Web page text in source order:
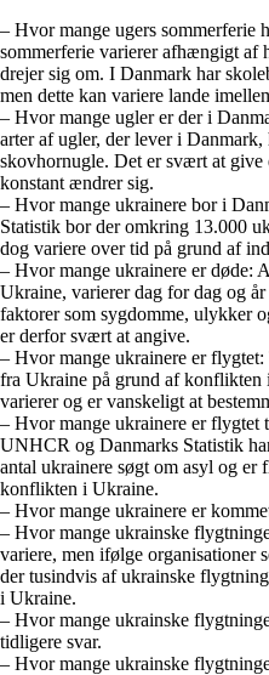
– Hvor mange ugers sommerferie
sommerferie varierer afhængigt af
drejer sig om. I Danmark har
men dette kan variere lande
– Hvor mange ugler er der i
arter af ugler, der lever i
skovhornugle. Det er svært at give
konstant ændrer sig.
– Hvor mange ukrainere bor i
Statistik bor der omkring 13.000
dog variere over tid på grund af
– Hvor mange ukrainere er døde:
Ukraine, varierer dag for dag og
faktorer som sygdomme, ulykker
er derfor svært at angive.
– Hvor mange ukrainere er
fra Ukraine på grund af konflikten
varierer og er vanskeligt at
– Hvor mange ukrainere er
UNHCR og Danmarks Statistik
antal ukrainere søgt om asyl og
konflikten i Ukraine.
– Hvor mange ukrainere er
– Hvor mange ukrainske
variere, men ifølge
der tusindvis af ukrainske
i Ukraine.
– Hvor mange ukrainske
tidligere svar.
– Hvor mange ukrainske